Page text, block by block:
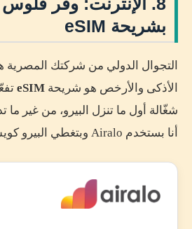
بشريحة eSIM
التجوال الدولي من شركتك المصرية
الأذكى والأرخص هو شريحة eSIM
شغّالة أول ما تنزل البيرو، من غير
أنا بستخدم Airalo وبتغطي البيرو كويس وبأسعار ممتازة.